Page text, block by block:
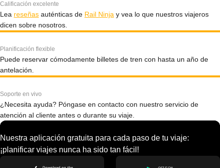
Calificación excelente
Lea reseñas auténticas de Rail Ninja y vea lo que nuestros viajeros
dicen sobre nosotros.
Planificación flexible
Puede reservar cómodamente billetes de tren con hasta un año de
antelación.
Soporte en vivo
¿Necesita ayuda? Póngase en contacto con nuestro servicio de
atención al cliente antes o durante su viaje.
Nuestra aplicación gratuita para cada paso de tu viaje:
¡planificar viajes nunca ha sido tan fácil!